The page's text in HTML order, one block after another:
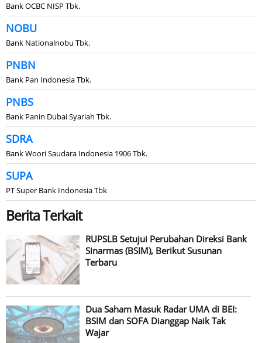
Bank OCBC NISP Tbk.
NOBU
Bank Nationalnobu Tbk.
PNBN
Bank Pan Indonesia Tbk.
PNBS
Bank Panin Dubai Syariah Tbk.
SDRA
Bank Woori Saudara Indonesia 1906 Tbk.
SUPA
PT Super Bank Indonesia Tbk
Berita Terkait
RUPSLB Setujui Perubahan Direksi Bank
Sinarmas (BSIM), Berikut Susunan
Terbaru
Dua Saham Masuk Radar UMA di BEI:
BSIM dan SOFA Dianggap Naik Tak
Wajar